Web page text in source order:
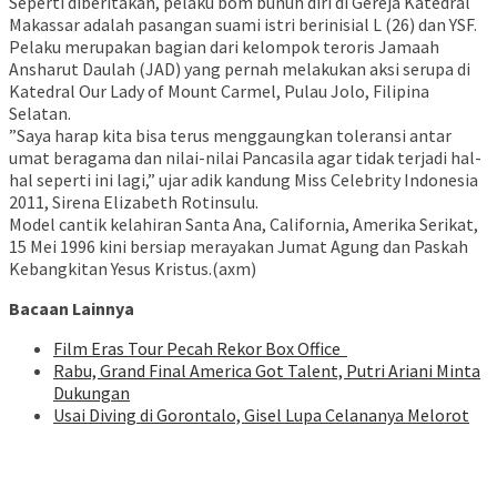
Makassar adalah pasangan suami istri berinisial L (26) dan YSF.
Pelaku merupakan bagian dari kelompok teroris Jamaah
Ansharut Daulah (JAD) yang pernah melakukan aksi serupa di
Katedral Our Lady of Mount Carmel, Pulau Jolo, Filipina
Selatan.
”Saya harap kita bisa terus menggaungkan toleransi antar
umat beragama dan nilai-nilai Pancasila agar tidak terjadi hal-
hal seperti ini lagi,” ujar adik kandung Miss Celebrity Indonesia
2011, Sirena Elizabeth Rotinsulu.
Model cantik kelahiran Santa Ana, California, Amerika Serikat,
15 Mei 1996 kini bersiap merayakan Jumat Agung dan Paskah
Kebangkitan Yesus Kristus.(axm)
Bacaan Lainnya
Film Eras Tour Pecah Rekor Box Office
Rabu, Grand Final America Got Talent, Putri Ariani Minta
Dukungan
Usai Diving di Gorontalo, Gisel Lupa Celananya Melorot